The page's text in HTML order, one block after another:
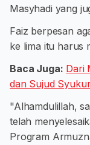
Masyhadi yang
Faiz berpesan
ke lima itu harus
Baca Juga: Dari
dan Sujud
"Alhamdulillah,
telah
Program